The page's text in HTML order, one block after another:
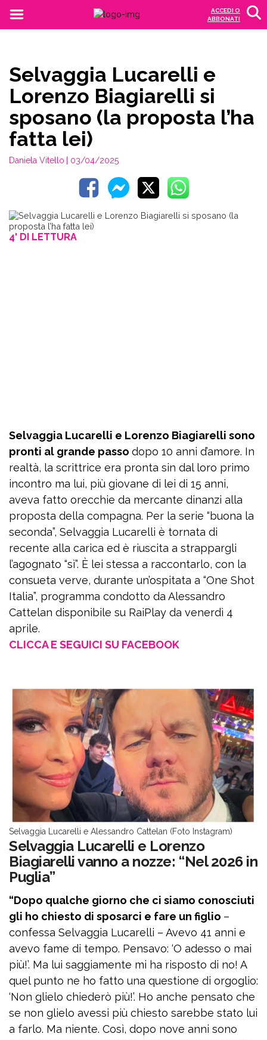
ACCEDI O
ABBONATI
Selvaggia Lucarelli e
Lorenzo Biagiarelli si
sposano (la proposta l’ha
fatta lei)
Daniela Vitello | 03/04/2025
4' DI LETTURA
Selvaggia Lucarelli e Lorenzo Biagiarelli sono
pronti al grande passo dopo 10 anni d’amore. In
realtà, la scrittrice era pronta sin dal loro primo
incontro ma lui, più giovane di lei di 15 anni,
aveva fatto orecchie da mercante dinanzi alla
proposta della compagna. Per la serie “buona la
seconda”, Selvaggia Lucarelli è tornata di
recente alla carica ed è riuscita a strappargli
l’agognato “sì”. È lei stessa a raccontarlo, con la
consueta verve, durante un’ospitata a “One Shot
Italia”, programma condotto da Alessandro
Cattelan disponibile su RaiPlay da venerdì 4
aprile.
CLICCA E SEGUICI SU FACEBOOK
Selvaggia Lucarelli e Alessandro Cattelan (Foto Instagram)
Selvaggia Lucarelli e Lorenzo
Biagiarelli vanno a nozze: “Nel 2026 in
Puglia”
“Dopo qualche giorno che ci siamo conosciuti
gli ho chiesto di sposarci e fare un figlio –
confessa Selvaggia Lucarelli – Avevo 41 anni e
avevo fame di tempo. Pensavo: ‘O adesso o mai
più!’. Ma lui saggiamente mi ha risposto di no! A
quel punto ne ho fatto una questione di orgoglio:
‘Non glielo chiederò più!’. Ho anche pensato che
se non glielo avessi più chiesto sarebbe stato lui
a farlo. Ma niente. Così, dopo nove anni sono